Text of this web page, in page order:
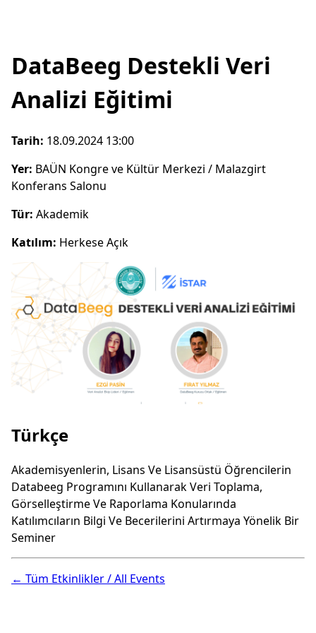
DataBeeg Destekli Veri
Analizi Eğitimi
Tarih: 18.09.2024 13:00
Yer: BAÜN Kongre ve Kültür Merkezi / Malazgirt
Konferans Salonu
Tür: Akademik
Katılım: Herkese Açık
Türkçe
Akademisyenlerin, Lisans Ve Lisansüstü Öğrencilerin
Databeeg Programını Kullanarak Veri Toplama,
Görselleştirme Ve Raporlama Konularında
Katılımcıların Bilgi Ve Becerilerini Artırmaya Yönelik Bir
Seminer
← Tüm Etkinlikler / All Events